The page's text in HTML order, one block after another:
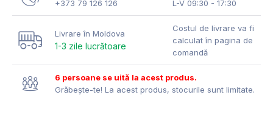
+373 79 126 126
L-V 09:30 - 17:30
Livrare în Moldova
1-3 zile lucrătoare
Costul de livrare va fi
calculat în pagina de
comandă
6 persoane se uită la acest produs.
Grăbește-te! La acest produs, stocurile sunt limitate.